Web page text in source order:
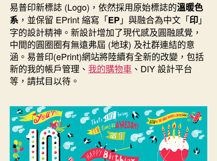
易普印新標誌 (Logo)，依然採用原始標誌的溫暖色
系 ，並保留 EPrint 縮寫「EP」與融合為中文「印」
字的設計精神。新設計增加了現代感及圓融感覺，
中間的圓圈圈有無遠弗屆 (地球) 及社群連結的意
涵。易普印(ePrint)網站將陸續有全新的改變，包括
新的我的帳戶管理、 我的購物車 、DIY 設計平台
等，請拭目以待。